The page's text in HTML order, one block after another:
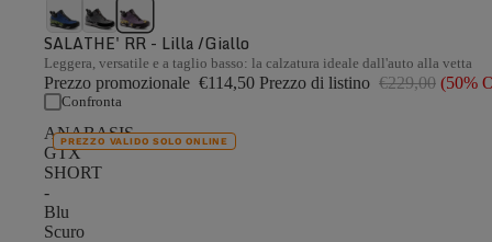
SALATHE' RR - Lilla /Giallo
Leggera, versatile e a taglio basso: la calzatura ideale dall'auto alla vetta
Prezzo promozionale €114,50 Prezzo di listino €229,00 (50%
Confronta
ANABASIS
GTX
SHORT
-
Blu
Scuro
PREZZO VALIDO SOLO ONLINE